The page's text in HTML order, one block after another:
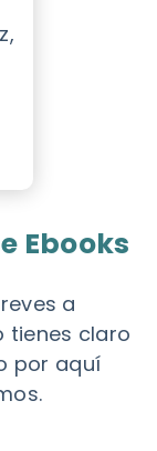
Ebooks
a
tienes claro
por aquí